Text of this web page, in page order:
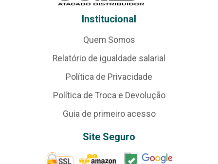
Institucional
Quem Somos
Relatório de igualdade salarial
Política de Privacidade
Política de Troca e Devolução
Guia de primeiro acesso
Site Seguro